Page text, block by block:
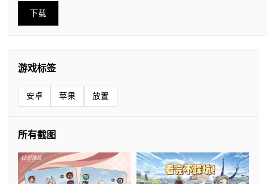
下载
游戏标签
安卓 苹果 放置
所有截图